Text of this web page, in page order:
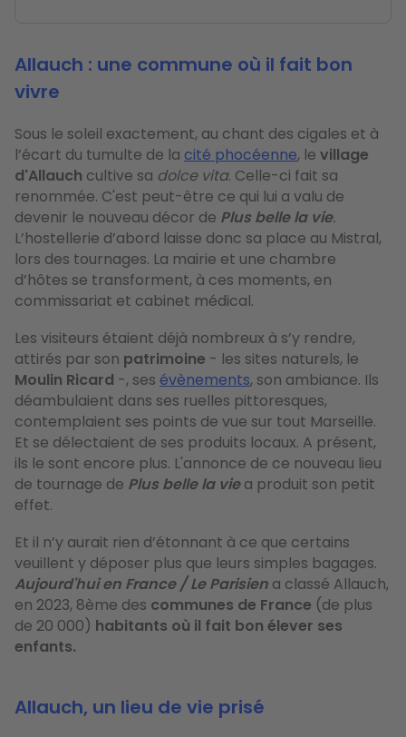
Allauch : une commune où il fait bon
vivre
Sous le soleil exactement, au chant des cigales et à
l’écart du tumulte de la cité phocéenne, le village
d'Allauch cultive sa dolce vita. Celle-ci fait sa
renommée. C'est peut-être ce qui lui a valu de
devenir le nouveau décor de Plus belle la vie.
L’hostellerie d’abord laisse donc sa place au Mistral,
lors des tournages. La mairie et une chambre
d’hôtes se transforment, à ces moments, en
commissariat et cabinet médical.
Les visiteurs étaient déjà nombreux à s’y rendre,
attirés par son patrimoine - les sites naturels, le
Moulin Ricard -, ses évènements, son ambiance. Ils
déambulaient dans ses ruelles pittoresques,
contemplaient ses points de vue sur tout Marseille.
Et se délectaient de ses produits locaux. A présent,
ils le sont encore plus. L'annonce de ce nouveau lieu
de tournage de Plus belle la viea produit son petit
effet.
Et il n’y aurait rien d’étonnant à ce que certains
veuillent y déposer plus que leurs simples bagages.
Aujourd'hui en France / Le Parisien a classé Allauch,
en 2023, 8ème des communes de France (de plus
de 20 000) habitants où il fait bon élever ses
enfants.
Allauch, un lieu de vie prisé